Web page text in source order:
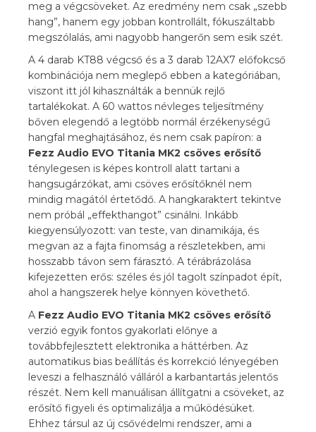
meg a végcsöveket. Az eredmény nem csak „szebb
hang”, hanem egy jobban kontrollált, fókuszáltabb
megszólalás, ami nagyobb hangerőn sem esik szét.
A 4 darab KT88 végcső és a 3 darab 12AX7 előfokcső
kombinációja nem meglepő ebben a kategóriában,
viszont itt jól kihasználták a bennük rejlő
tartalékokat. A 60 wattos névleges teljesítmény
bőven elegendő a legtöbb normál érzékenységű
hangfal meghajtásához, és nem csak papíron: a
Fezz Audio EVO Titania MK2 csöves erősítő
ténylegesen is képes kontroll alatt tartani a
hangsugárzókat, ami csöves erősítőknél nem
mindig magától értetődő. A hangkaraktert tekintve
nem próbál „effekthangot” csinálni. Inkább
kiegyensúlyozott: van teste, van dinamikája, és
megvan az a fajta finomság a részletekben, ami
hosszabb távon sem fárasztó. A térábrázolása
kifejezetten erős: széles és jól tagolt színpadot épít,
ahol a hangszerek helye könnyen követhető.
A Fezz Audio EVO Titania MK2 csöves erősítő
verzió egyik fontos gyakorlati előnye a
továbbfejlesztett elektronika a háttérben. Az
automatikus bias beállítás és korrekció lényegében
leveszi a felhasználó válláról a karbantartás jelentős
részét. Nem kell manuálisan állítgatni a csöveket, az
erősítő figyeli és optimalizálja a működésüket.
Ehhez társul az új csővédelmi rendszer, ami a